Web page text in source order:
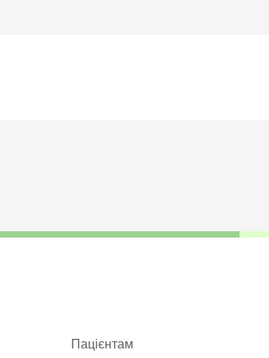
Пацієнтам